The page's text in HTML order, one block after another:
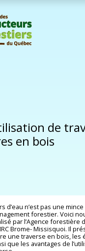
de
en bois
d’eau n’est pas une
forestier. Voici
par l’Agence forestière
Brome- Missisquoi. Il
une traverse en bois, les
que les avantages de